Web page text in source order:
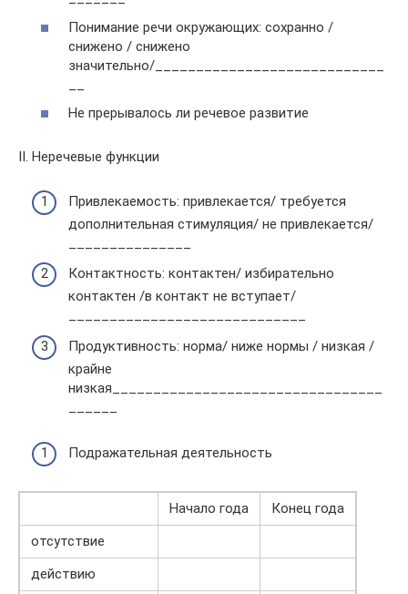
Понимание речи окружающих: сохранно /
снижено / снижено
значительно/____________________________
Не прерывалось ли речевое развитие
II. Неречевые функции
Привлекаемость: привлекается/ требуется
дополнительная стимуляция/ не привлекается/
Контактность: контактен/ избирательно
контактен /в контакт не вступает/
Продуктивность: норма/ ниже нормы / низкая /
крайне
низкая_________________________________
Подражательная деятельность
Начало года
Конец года
отсутствие
действию